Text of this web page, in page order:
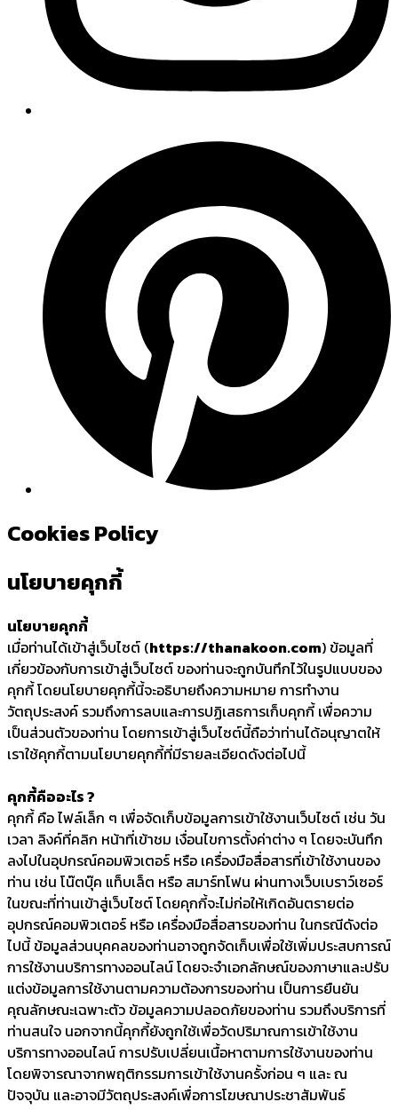
Cookies Policy
นโยบายคุกกี้
นโยบายคุกกี้
เมื่อท่านได้เข้าสู่เว็บไซต์ (https://thanakoon.com) ข้อมูลที่
เกี่ยวข้องกับการเข้าสู่เว็บไซต์ ของท่านจะถูกบันทึกไว้ในรูปแบบของ
คุกกี้ โดยนโยบายคุกกี้นี้จะอธิบายถึงความหมาย การทำงาน
วัตถุประสงค์ รวมถึงการลบและการปฏิเสธการเก็บคุกกี้ เพื่อความ
เป็นส่วนตัวของท่าน โดยการเข้าสู่เว็บไซต์นี้ถือว่าท่านได้อนุญาตให้
เราใช้คุกกี้ตามนโยบายคุกกี้ที่มีรายละเอียดดังต่อไปนี้
คุกกี้คืออะไร ?
คุกกี้ คือ ไฟล์เล็ก ๆ เพื่อจัดเก็บข้อมูลการเข้าใช้งานเว็บไซต์ เช่น วัน
เวลา ลิงค์ที่คลิก หน้าที่เข้าชม เงื่อนไขการตั้งค่าต่าง ๆ โดยจะบันทึก
ลงไปในอุปกรณ์คอมพิวเตอร์ หรือ เครื่องมือสื่อสารที่เข้าใช้งานของ
ท่าน เช่น โน๊ตบุ๊ค แท็บเล็ต หรือ สมาร์ทโฟน ผ่านทางเว็บเบราว์เซอร์
ในขณะที่ท่านเข้าสู่เว็บไซต์ โดยคุกกี้จะไม่ก่อให้เกิดอันตรายต่อ
อุปกรณ์คอมพิวเตอร์ หรือ เครื่องมือสื่อสารของท่าน ในกรณีดังต่อ
ไปนี้ ข้อมูลส่วนบุคคลของท่านอาจถูกจัดเก็บเพื่อใช้เพิ่มประสบการณ์
การใช้งานบริการทางออนไลน์ โดยจะจำเอกลักษณ์ของภาษาและปรับ
แต่งข้อมูลการใช้งานตามความต้องการของท่าน เป็นการยืนยัน
คุณลักษณะเฉพาะตัว ข้อมูลความปลอดภัยของท่าน รวมถึงบริการที่
ท่านสนใจ นอกจากนี้คุกกี้ยังถูกใช้เพื่อวัดปริมาณการเข้าใช้งาน
บริการทางออนไลน์ การปรับเปลี่ยนเนื้อหาตามการใช้งานของท่าน
โดยพิจารณาจากพฤติกรรมการเข้าใช้งานครั้งก่อน ๆ และ ณ
ปัจจุบัน และอาจมีวัตถุประสงค์เพื่อการโฆษณาประชาสัมพันธ์